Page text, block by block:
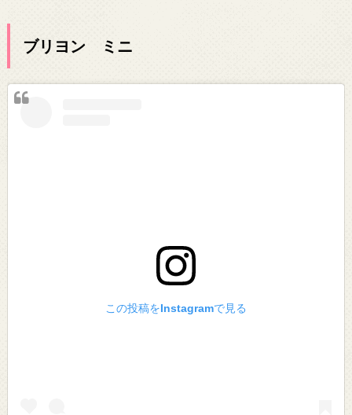
ブリヨン ミニ
この投稿をInstagramで見る